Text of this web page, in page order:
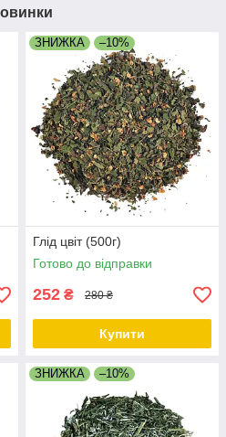
ЗНИЖКА –10%
Глід цвіт (500г)
Готово до відправки
252 ₴ 280 ₴
Купити
ЗНИЖКА –10%